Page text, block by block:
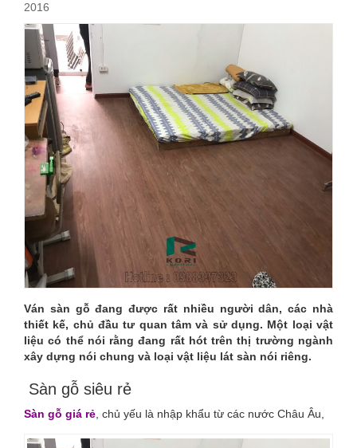
GỖ
SIÊU
RẺ
2016
Ván sàn gỗ đang được rất nhiều người dân, các nhà
thiết kế, chủ đầu tư quan tâm và sử dụng. Một loại vật
liệu có thể nói rằng đang rất hót trên thị trường ngành
xây dựng nói chung và loại vật liệu lát sàn nói riêng.
Sàn gỗ siêu rẻ
Sàn gỗ giá rẻ , chủ yếu là nhập khẩu từ các nước Châu Âu,